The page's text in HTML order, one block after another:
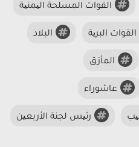
القوات المسلحة الیمنیة
القوات البریة البلاد
المأزق
عاشوراء
رئیس لجنة الأربعین